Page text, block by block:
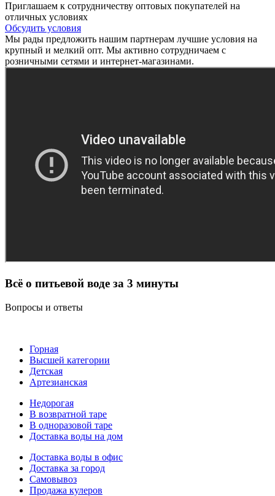
Приглашаем к сотрудничеству оптовых покупателей на
отличных условиях
Обсудить условия
Мы рады предложить нашим партнерам лучшие условия на
крупный и мелкий опт. Мы активно сотрудничаем с
розничными сетями и интернет-магазинами.
Всё о питьевой воде за 3 минуты
Вопросы и ответы
Горная
Высшей категории
Детская
Артезианская
Недорогая
В возвратной таре
В одноразовой таре
Доставка воды на дом
Доставка воды в офис
Доставка за город
Самовывоз
Продажа кулеров